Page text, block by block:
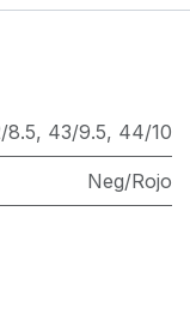
8.5, 43/9.5, 44/10
Neg/Rojo